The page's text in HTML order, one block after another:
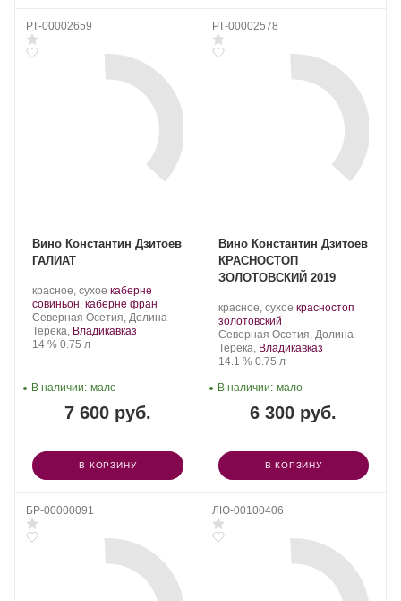
РТ-00002659
Вино Константин Дзитоев
ГАЛИАТ
Производитель:
Константин
Дзитоев.
красное, сухое .
Сорт
винограда:
каберне
совиньон, каберне фран
Регион:
Северная Осетия, Долина
Терека, Владикавказ
Крепость
14 %. Объем
0.75 л
7 600 руб.
В наличии: мало
В КОРЗИНУ
РТ-00002578
Вино Константин Дзитоев
КРАСНОСТОП
ЗОЛОТОВСКИЙ 2019
Производитель:
Константин
Дзитоев.
красное, сухое .
винограда:
красностоп
золотовский.
Регион:
Северная Осетия, Долина
Терека, Владикавказ
Крепость
14.1 %. Объем
0.75 л
6 300 руб.
В наличии: мало
В КОРЗИНУ
БР-00000091 ЛЮ-00100406